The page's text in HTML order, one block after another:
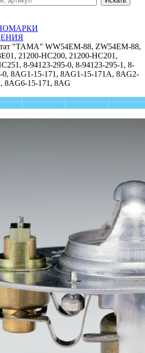
"TAMA" WW54EM-88, ZW54EM-88,
21200-HC200, 21200-HC201,
8-94123-295-0, 8-94123-295-1, 8-
0, 8AG1-15-171, 8AG1-15-171A, 8AG2-
8AG6-15-171, 8AG